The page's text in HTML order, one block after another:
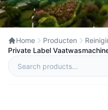
Home Producten
Private Label
en Leverancier in China